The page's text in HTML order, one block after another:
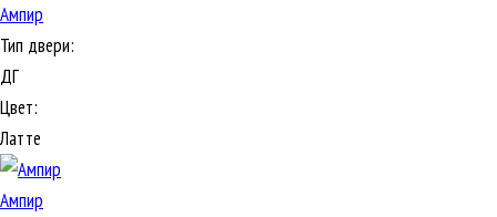
Ампир
Тип двери:
ДГ
Цвет:
Латте
Ампир